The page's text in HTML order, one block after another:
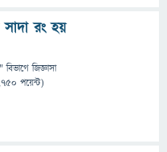
রং হয়
" বিভাগে জিজ্ঞাসা
পয়েন্ট)